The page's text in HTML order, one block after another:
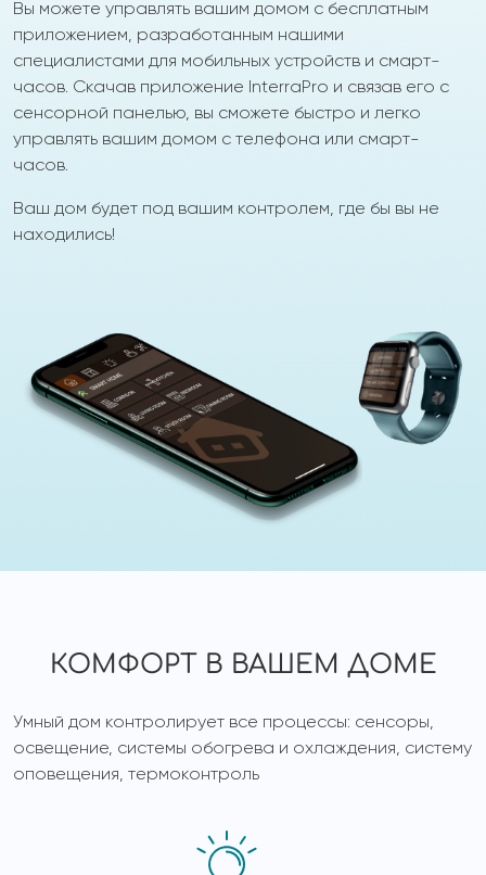
Вы можете управлять вашим домом с бесплатным
приложением, разработанным нашими
специалистами для мобильных устройств и смарт-
часов. Скачав приложение InterraPro и связав его с
сенсорной панелью, вы сможете быстро и легко
управлять вашим домом с телефона или смарт-
часов.
Ваш дом будет под вашим контролем, где бы вы не
находились!
КОМФОРТ В ВАШЕМ ДОМЕ
Умный дом контролирует все процессы: сенсоры,
освещение, системы обогрева и охлаждения, систему
оповещения, термоконтроль